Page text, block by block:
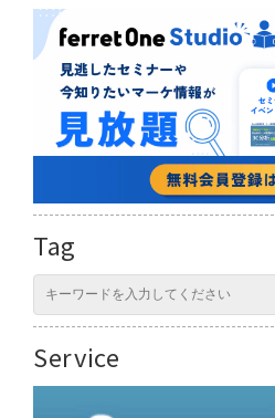
Tag
Service